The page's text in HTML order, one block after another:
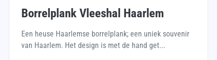
Borrelplank Vleeshal Haarlem
Een heuse Haarlemse borrelplank; een uniek souvenir
van Haarlem. Het design is met de hand get...